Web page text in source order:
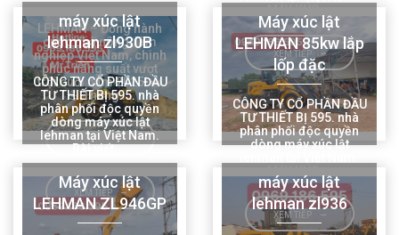
LEHMAN – Đồng hành
cùng nhà nông, lâm
nghiệp Việt Nam, chinh
phục năng suất vượt
trội cuối năm 2025! 🚜
💪 Tháng ...
XEM TIẾP
XEM TIẾP
máy xúc lật
lehman zl930B
CÔNG TY CỔ PHẦN ĐẦU
TƯ THIẾT BỊ 595. nhà
phân phối độc quyền
dòng máy xúc lật
lehman tại Việt Nam.
Bài viết ...
XEM TIẾP
Máy xúc lật
LEHMAN 85kw lắp
lốp đặc
CÔNG TY CỔ PHẦN ĐẦU
TƯ THIẾT BỊ 595. nhà
phân phối độc quyền
dòng máy xúc lật
XEM TIẾP
Máy xúc lật
LEHMAN ZL946GP
máy xúc lật
lehman zl936